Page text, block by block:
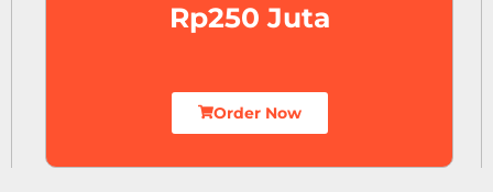
Rp250 Juta
Order Now